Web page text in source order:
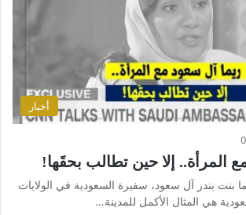
أخبار
0
المرأة.. إلا حين تطالب بحقَها!
بنت بندر آل سعود، سفيرة السعودية في الولايات
هي المثال الأكمل للمدينة…